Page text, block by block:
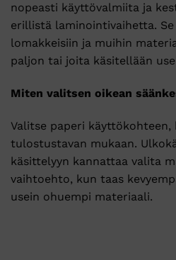
nopeasti käyttövalmiita ja
erillistä laminointivaihetta.
lomakkeisiin ja muihin
paljon tai joita käsitellään
Miten valitsen oikean
Valitse paperi käyttökohteen,
tulostustavan mukaan.
käsittelyyn kannattaa valita
vaihtoehto, kun taas
usein ohuempi materiaali.